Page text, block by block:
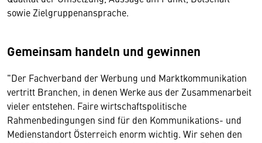
sowie Zielgruppenansprache.
Gemeinsam handeln und gewinnen
"Der Fachverband der Werbung und Marktkommunikation
vertritt Branchen, in denen Werke aus der Zusammenarbeit
vieler entstehen. Faire wirtschaftspolitische
Rahmenbedingungen sind für den Kommunikations- und
Medienstandort Österreich enorm wichtig. Wir sehen den